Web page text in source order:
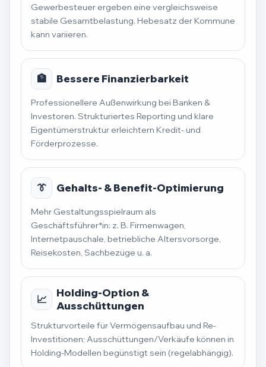
Gewerbesteuer ergeben eine vergleichsweise
stabile Gesamtbelastung. Hebesatz der Kommune
kann variieren.
🏦 Bessere Finanzierbarkeit
Professionellere Außenwirkung bei Banken &
Investoren. Strukturiertes Reporting und klare
Eigentümerstruktur erleichtern Kredit- und
Förderprozesse.
👔 Gehalts- & Benefit-Optimierung
Mehr Gestaltungsspielraum als
Geschäftsführer*in: z. B. Firmenwagen,
Internetpauschale, betriebliche Altersvorsorge,
Reisekosten, Sachbezüge u. a.
📈
Holding-Option &
Ausschüttungen
Strukturvorteile für Vermögensaufbau und Re-
Investitionen; Ausschüttungen/Verkäufe können in
Holding-Modellen begünstigt sein (regelabhängig).